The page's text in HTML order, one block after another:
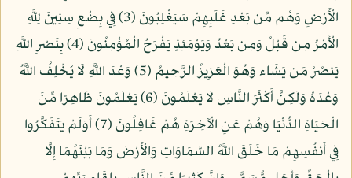
الْأَرْضِ وَهُم مِّن بَعْدِ غَلَبِهِمْ سَيَغْلِبُونَ (3) فِي بِضْعِ سِنِينَ لِلَّهِ
الْأَمْرُ مِن قَبْلُ وَمِن بَعْدُ وَيَوْمَئِذٍ يَفْرَحُ الْمُؤْمِنُونَ (4) بِنَصْرِ اللَّهِ
يَنصُرُ مَن يَشَاء وَهُوَ الْعَزِيزُ الرَّحِيمُ (5) وَعْدَ اللَّهِ لَا يُخْلِفُ اللَّهُ
وَعْدَهُ وَلَكِنَّ أَكْثَرَ النَّاسِ لَا يَعْلَمُونَ (6) يَعْلَمُونَ ظَاهِرًا مِّنَ
الْحَيَاةِ الدُّنْيَا وَهُمْ عَنِ الْآخِرَةِ هُمْ غَافِلُونَ (7) أَوَلَمْ يَتَفَكَّرُوا
فِي أَنفُسِهِمْ مَا خَلَقَ اللَّهُ السَّمَاوَاتِ وَالْأَرْضَ وَمَا بَيْنَهُمَا إِلَّا